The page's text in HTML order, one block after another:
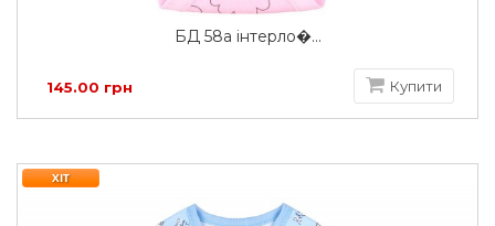
БД 58а інтерло�...
145.00 грн Купити
ХІТ